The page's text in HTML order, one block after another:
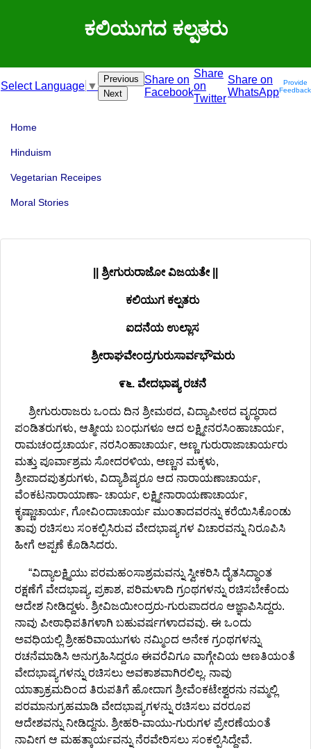
ಕಲಿಯುಗದ ಕಲ್ಪತರು
Select Language ▼
Previous
Next
Share on
Facebook
Share
on
Twitter
Share on
WhatsApp
Provide
Feedback
Home
Hinduism
Vegetarian Receipes
Moral Stories
|| ಶ್ರೀಗುರುರಾಜೋ ವಿಜಯತೇ ||
ಕಲಿಯುಗ ಕಲ್ಪತರು
ಐದನೆಯ ಉಲ್ಲಾಸ
ಶ್ರೀರಾಘವೇಂದ್ರಗುರುಸಾರ್ವಭೌಮರು
೯೬. ವೇದಭಾಷ್ಯ ರಚನೆ
ಶ್ರೀಗುರುರಾಜರು ಒಂದು ದಿನ ಶ್ರೀಮಠದ, ವಿದ್ಯಾಪೀಠದ ವೃದ್ಧರಾದ
ಪಂಡಿತರುಗಳು, ಆತ್ಮೀಯ ಬಂಧುಗಳೂ ಆದ ಲಕ್ಷ್ಮೀನರಸಿಂಹಾಚಾರ್ಯ,
ರಾಮಚಂದ್ರಚಾರ್ಯ, ನರಸಿಂಹಾಚಾರ್ಯ, ಅಣ್ಣ ಗುರುರಾಜಾಚಾರ್ಯರು
ಮತ್ತು ಪೂರ್ವಾಶ್ರಮ ಸೋದರಳಿಯ, ಅಣ್ಣನ ಮಕ್ಕಳು,
ಶ್ರೀಪಾದಪುತ್ರರುಗಳು, ವಿದ್ಯಾಶಿಷ್ಯರೂ ಆದ ನಾರಾಯಣಾಚಾರ್ಯ,
ವೆಂಕಟನಾರಾಯಾಣಾ- ಚಾರ್ಯ, ಲಕ್ಷ್ಮೀನಾರಾಯಣಾಚಾರ್ಯ,
ಕೃಷ್ಣಾಚಾರ್ಯ, ಗೋವಿಂದಾಚಾರ್ಯ ಮುಂತಾದವರನ್ನು ಕರೆಯಿಸಿಕೊಂಡು
ತಾವು ರಚಿಸಲು ಸಂಕಲ್ಪಿಸಿರುವ ವೇದಭಾಷ್ಯಗಳ ವಿಚಾರವನ್ನು ನಿರೂಪಿಸಿ
ಹೀಗೆ ಅಪ್ಪಣೆ ಕೊಡಿಸಿದರು.
“ವಿದ್ಯಾಲಕ್ಷ್ಮಿಯು ಪರಮಹಂಸಾಶ್ರಮವನ್ನು ಸ್ವೀಕರಿಸಿ ದೈತಸಿದ್ಧಾಂತ
ರಕ್ಷಣೆಗೆ ವೇದಭಾಷ್ಯ, ಪ್ರಕಾಶ, ಪರಿಮಳಾದಿ ಗ್ರಂಥಗಳನ್ನು ರಚಿಸಬೇಕೆಂದು
ಆದೇಶ ನೀಡಿದ್ದಳು. ಶ್ರೀವಿಜಯೀಂದ್ರರು-ಗುರುಪಾದರೂ ಆಜ್ಞಾಪಿಸಿದ್ದರು.
ನಾವು ಪೀಠಾಧಿಪತಿಗಳಾಗಿ ಬಹುವರ್ಷಗಳಾದವವು. ಈ ಒಂದು
ಅವಧಿಯಲ್ಲಿ ಶ್ರೀಹರಿವಾಯುಗಳು ನಮ್ಮಿಂದ ಅನೇಕ ಗ್ರಂಥಗಳನ್ನು
ರಚನೆಮಾಡಿಸಿ ಅನುಗ್ರಹಿಸಿದ್ದರೂ ಈವರೆವಿಗೂ ವಾಗ್ಗೇವಿಯ ಅಣತಿಯಂತೆ
ವೇದಭಾಷ್ಯಗಳನ್ನು ರಚಿಸಲು ಅವಕಾಶವಾಗಿರಲಿಲ್ಲ. ನಾವು
ಯಾತ್ರಾಕ್ರಮದಿಂದ ತಿರುಪತಿಗೆ ಹೋದಾಗ ಶ್ರೀವೆಂಕಟೇಶ್ವರನು ನಮ್ಮಲ್ಲಿ
ಪರಮಾನುಗ್ರಹಮಾಡಿ ವೇದಭಾಷ್ಯಗಳನ್ನು ರಚಿಸಲು ವರರೂಪ
ಆದೇಶವನ್ನು ನೀಡಿದ್ದನು. ಶ್ರೀಹರಿ-ವಾಯು-ಗುರುಗಳ ಪ್ರೇರಣೆಯಂತೆ
ನಾವೀಗ ಆ ಮಹತ್ಕಾರ್ಯವನ್ನು ನೆರವೇರಿಸಲು ಸಂಕಲ್ಪಿಸಿದ್ದೇವೆ.